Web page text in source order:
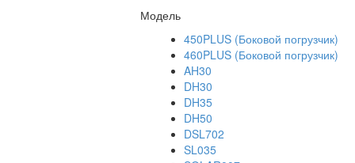
Модель
450PLUS (Боковой погрузчик)
460PLUS (Боковой погрузчик)
AH30
DH30
DH35
DH50
DSL702
SL035